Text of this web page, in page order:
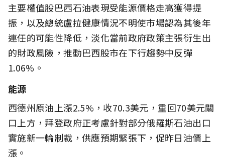
主要權值股巴西石油表現受能源價格走高獲得提
振，以及總統盧拉健康情況不明使市場認為其後年
連任的可能性降低，淡化當前政府政策主張衍生出
的財政風險，推動巴西股市在下行趨勢中反彈
1.06%。
能源
西德州原油上漲2.5%，收70.3美元，重回70美元關
口上方，拜登政府正考慮針對部分俄羅斯石油出口
實施新一輪制裁，供應預期緊張下，促昨日油價上
漲。